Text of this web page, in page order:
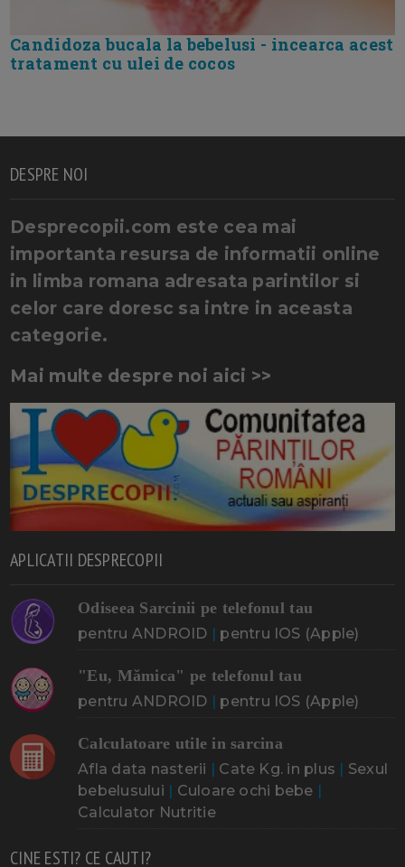
Candidoza bucala la bebelusi - incearca acest
tratament cu ulei de cocos
DESPRE NOI
Desprecopii.com este cea mai
importanta resursa de informatii online
in limba romana adresata parintilor si
celor care doresc sa intre in aceasta
categorie.
Mai multe despre noi aici >>
APLICATII DESPRECOPII
Odiseea Sarcinii pe telefonul tau
pentru ANDROID | pentru IOS (Apple)
"Eu, Mămica" pe telefonul tau
pentru ANDROID | pentru IOS (Apple)
Calculatoare utile in sarcina
Afla data nasterii | Cate Kg. in plus | Sexul
bebelusului | Culoare ochi bebe |
Calculator Nutritie
CINE ESTI? CE CAUTI?